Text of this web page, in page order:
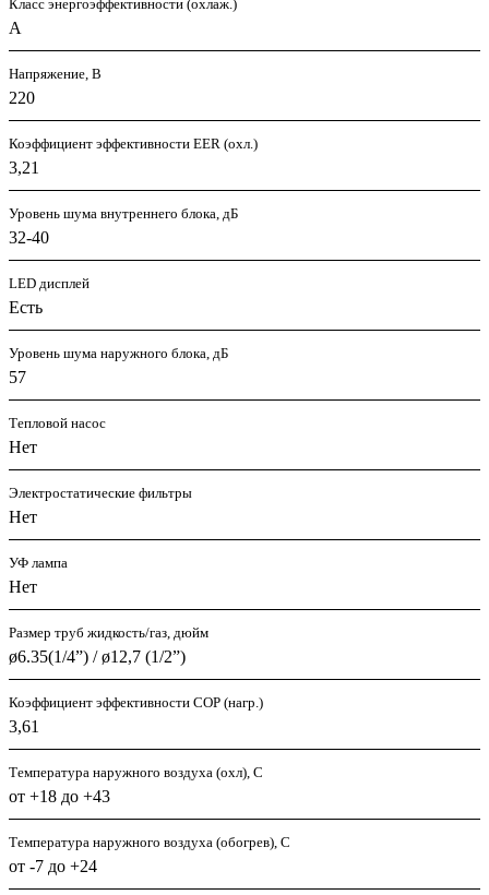
Класс энергоэффективности (охлаж.)
A
Напряжение, В
220
Коэффициент эффективности EER (охл.)
3,21
Уровень шума внутреннего блока, дБ
32-40
LED дисплей
Есть
Уровень шума наружного блока, дБ
57
Тепловой насос
Нет
Электростатические фильтры
Нет
УФ лампа
Нет
Размер труб жидкость/газ, дюйм
ø6.35(1/4”) / ø12,7 (1/2”)
Коэффициент эффективности COP (нагр.)
3,61
Температура наружного воздуха (охл), С
от +18 до +43
Температура наружного воздуха (обогрев), С
от -7 до +24